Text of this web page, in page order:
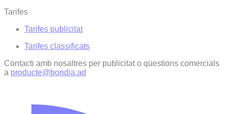
Tarifes
Tarifes publicitat
Tarifes classificats
Contacti amb nosaltres per publicitat o qüestions comercials
a producte@bondia.ad